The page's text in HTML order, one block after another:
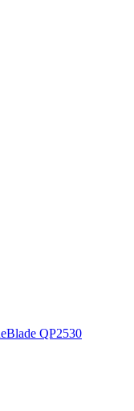
QP2530